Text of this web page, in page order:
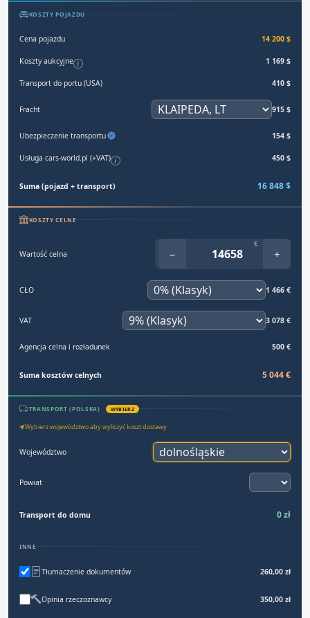
KOSZTY POJAZDU
Cena pojazdu 14 200 $
Koszty aukcyjne 1 169 $
Transport do portu (USA) 410 $
Fracht 915 $
Ubezpieczenie transportu 154 $
Usługa cars-world.pl (+VAT) 450 $
Suma (pojazd + transport) 16 848 $
KOSZTY CELNE
Wartość celna −
€
+
CŁO 1 466 €
VAT 3 078 €
Agencja celna i rozładunek 500 €
Suma kosztów celnych 5 044 €
TRANSPORT (POLSKA) WYBIERZ
Wybierz województwo aby wyliczyć koszt dostawy
Województwo
Powiat
Transport do domu 0 zł
INNE
Tłumaczenie dokumentów 260,00 zł
Opinia rzeczoznawcy 350,00 zł